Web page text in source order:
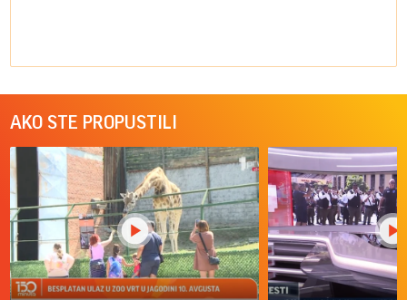
AKO STE PROPUSTILI